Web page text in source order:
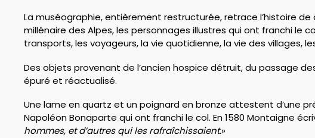
La muséographie, entièrement restructurée, retrace l’histoire
millénaire des Alpes, les personnages illustres qui ont franchi le
transports, les voyageurs, la vie quotidienne, la vie des villages,
Des objets provenant de l’ancien hospice détruit, du passage
épuré et réactualisé.
Une lame en quartz et un poignard en bronze attestent d’une
Napoléon Bonaparte qui ont franchi le col. En 1580 Montaigne
hommes, et d’autres qui les rafraîchissaient.»